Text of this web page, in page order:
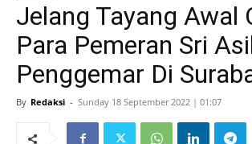
Jelang Tayang Awal
Para Pemeran Sri
Penggemar Di
By Redaksi - Sunday 18 September 2022 | 01:07